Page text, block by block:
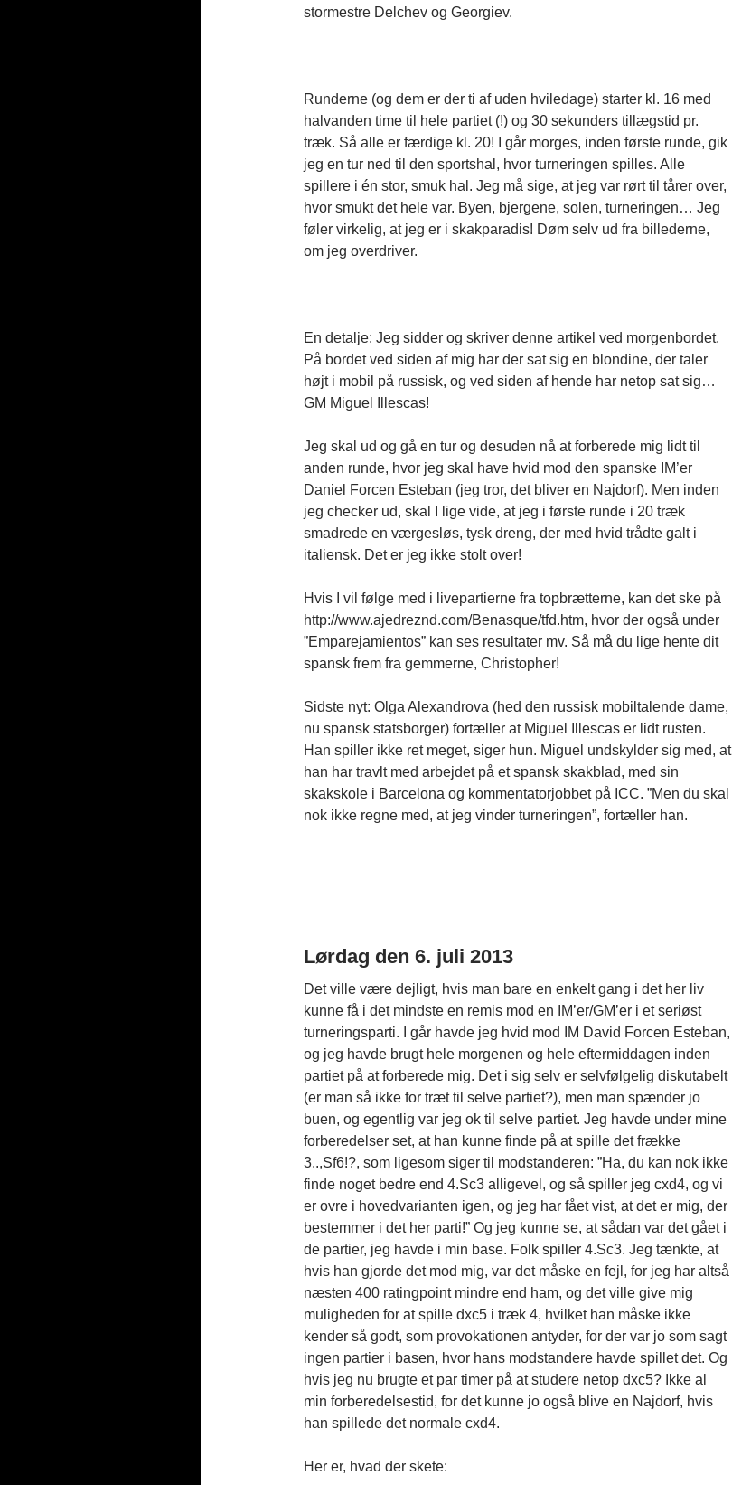
stormestre Delchev og Georgiev.
Runderne (og dem er der ti af uden hviledage) starter kl. 16 med
halvanden time til hele partiet (!) og 30 sekunders tillægstid pr.
træk. Så alle er færdige kl. 20! I går morges, inden første runde, gik
jeg en tur ned til den sportshal, hvor turneringen spilles. Alle
spillere i én stor, smuk hal. Jeg må sige, at jeg var rørt til tårer over,
hvor smukt det hele var. Byen, bjergene, solen, turneringen… Jeg
føler virkelig, at jeg er i skakparadis! Døm selv ud fra billederne,
om jeg overdriver.
En detalje: Jeg sidder og skriver denne artikel ved morgenbordet.
På bordet ved siden af mig har der sat sig en blondine, der taler
højt i mobil på russisk, og ved siden af hende har netop sat sig…
GM Miguel Illescas!
Jeg skal ud og gå en tur og desuden nå at forberede mig lidt til
anden runde, hvor jeg skal have hvid mod den spanske IM’er
Daniel Forcen Esteban (jeg tror, det bliver en Najdorf). Men inden
jeg checker ud, skal I lige vide, at jeg i første runde i 20 træk
smadrede en værgesløs, tysk dreng, der med hvid trådte galt i
italiensk. Det er jeg ikke stolt over!
Hvis I vil følge med i livepartierne fra topbrætterne, kan det ske på
http://www.ajedreznd.com/Benasque/tfd.htm, hvor der også under
”Emparejamientos” kan ses resultater mv. Så må du lige hente dit
spansk frem fra gemmerne, Christopher!
Sidste nyt: Olga Alexandrova (hed den russisk mobiltalende dame,
nu spansk statsborger) fortæller at Miguel Illescas er lidt rusten.
Han spiller ikke ret meget, siger hun. Miguel undskylder sig med, at
han har travlt med arbejdet på et spansk skakblad, med sin
skakskole i Barcelona og kommentatorjobbet på ICC. ”Men du skal
nok ikke regne med, at jeg vinder turneringen”, fortæller han.
Lørdag den 6. juli 2013
Det ville være dejligt, hvis man bare en enkelt gang i det her liv
kunne få i det mindste en remis mod en IM’er/GM’er i et seriøst
turneringsparti. I går havde jeg hvid mod IM David Forcen Esteban,
og jeg havde brugt hele morgenen og hele eftermiddagen inden
partiet på at forberede mig. Det i sig selv er selvfølgelig diskutabelt
(er man så ikke for træt til selve partiet?), men man spænder jo
buen, og egentlig var jeg ok til selve partiet. Jeg havde under mine
forberedelser set, at han kunne finde på at spille det frække
3..,Sf6!?, som ligesom siger til modstanderen: ”Ha, du kan nok ikke
finde noget bedre end 4.Sc3 alligevel, og så spiller jeg cxd4, og vi
er ovre i hovedvarianten igen, og jeg har fået vist, at det er mig, der
bestemmer i det her parti!” Og jeg kunne se, at sådan var det gået i
de partier, jeg havde i min base. Folk spiller 4.Sc3. Jeg tænkte, at
hvis han gjorde det mod mig, var det måske en fejl, for jeg har altså
næsten 400 ratingpoint mindre end ham, og det ville give mig
muligheden for at spille dxc5 i træk 4, hvilket han måske ikke
kender så godt, som provokationen antyder, for der var jo som sagt
ingen partier i basen, hvor hans modstandere havde spillet det. Og
hvis jeg nu brugte et par timer på at studere netop dxc5? Ikke al
min forberedelsestid, for det kunne jo også blive en Najdorf, hvis
han spillede det normale cxd4.
Her er, hvad der skete: